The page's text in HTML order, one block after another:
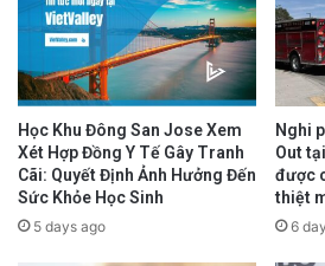
Read More@Epoch Times
Học Khu Đông San Jose Xem
Xét Hợp Đồng Y Tế Gây Tranh
Cãi: Quyết Định Ảnh Hưởng Đến
Sức Khỏe Học Sinh
5 days ago
Nghi
Out
được
thiệt
6